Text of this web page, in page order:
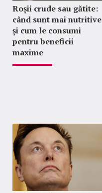
Roșii crude sau gătite:
când sunt mai nutritive
și cum le consumi
pentru beneficii
maxime